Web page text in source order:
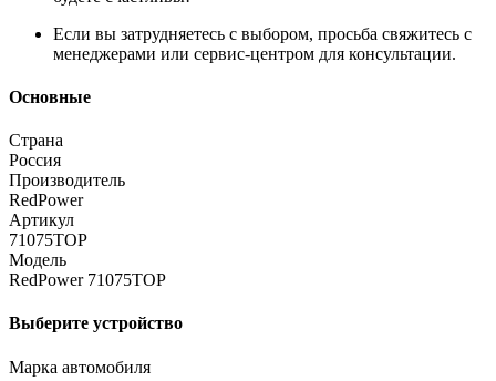
Если вы затрудняетесь с выбором, просьба свяжитесь с
менеджерами или сервис-центром для консультации.
Основные
Страна
Россия
Производитель
RedPower
Артикул
71075TOP
Модель
RedPower 71075TOP
Выберите устройство
Марка автомобиля